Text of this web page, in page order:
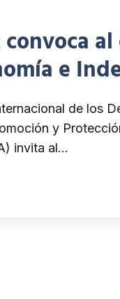
convoca
e
de París”
de los
y
invita al…